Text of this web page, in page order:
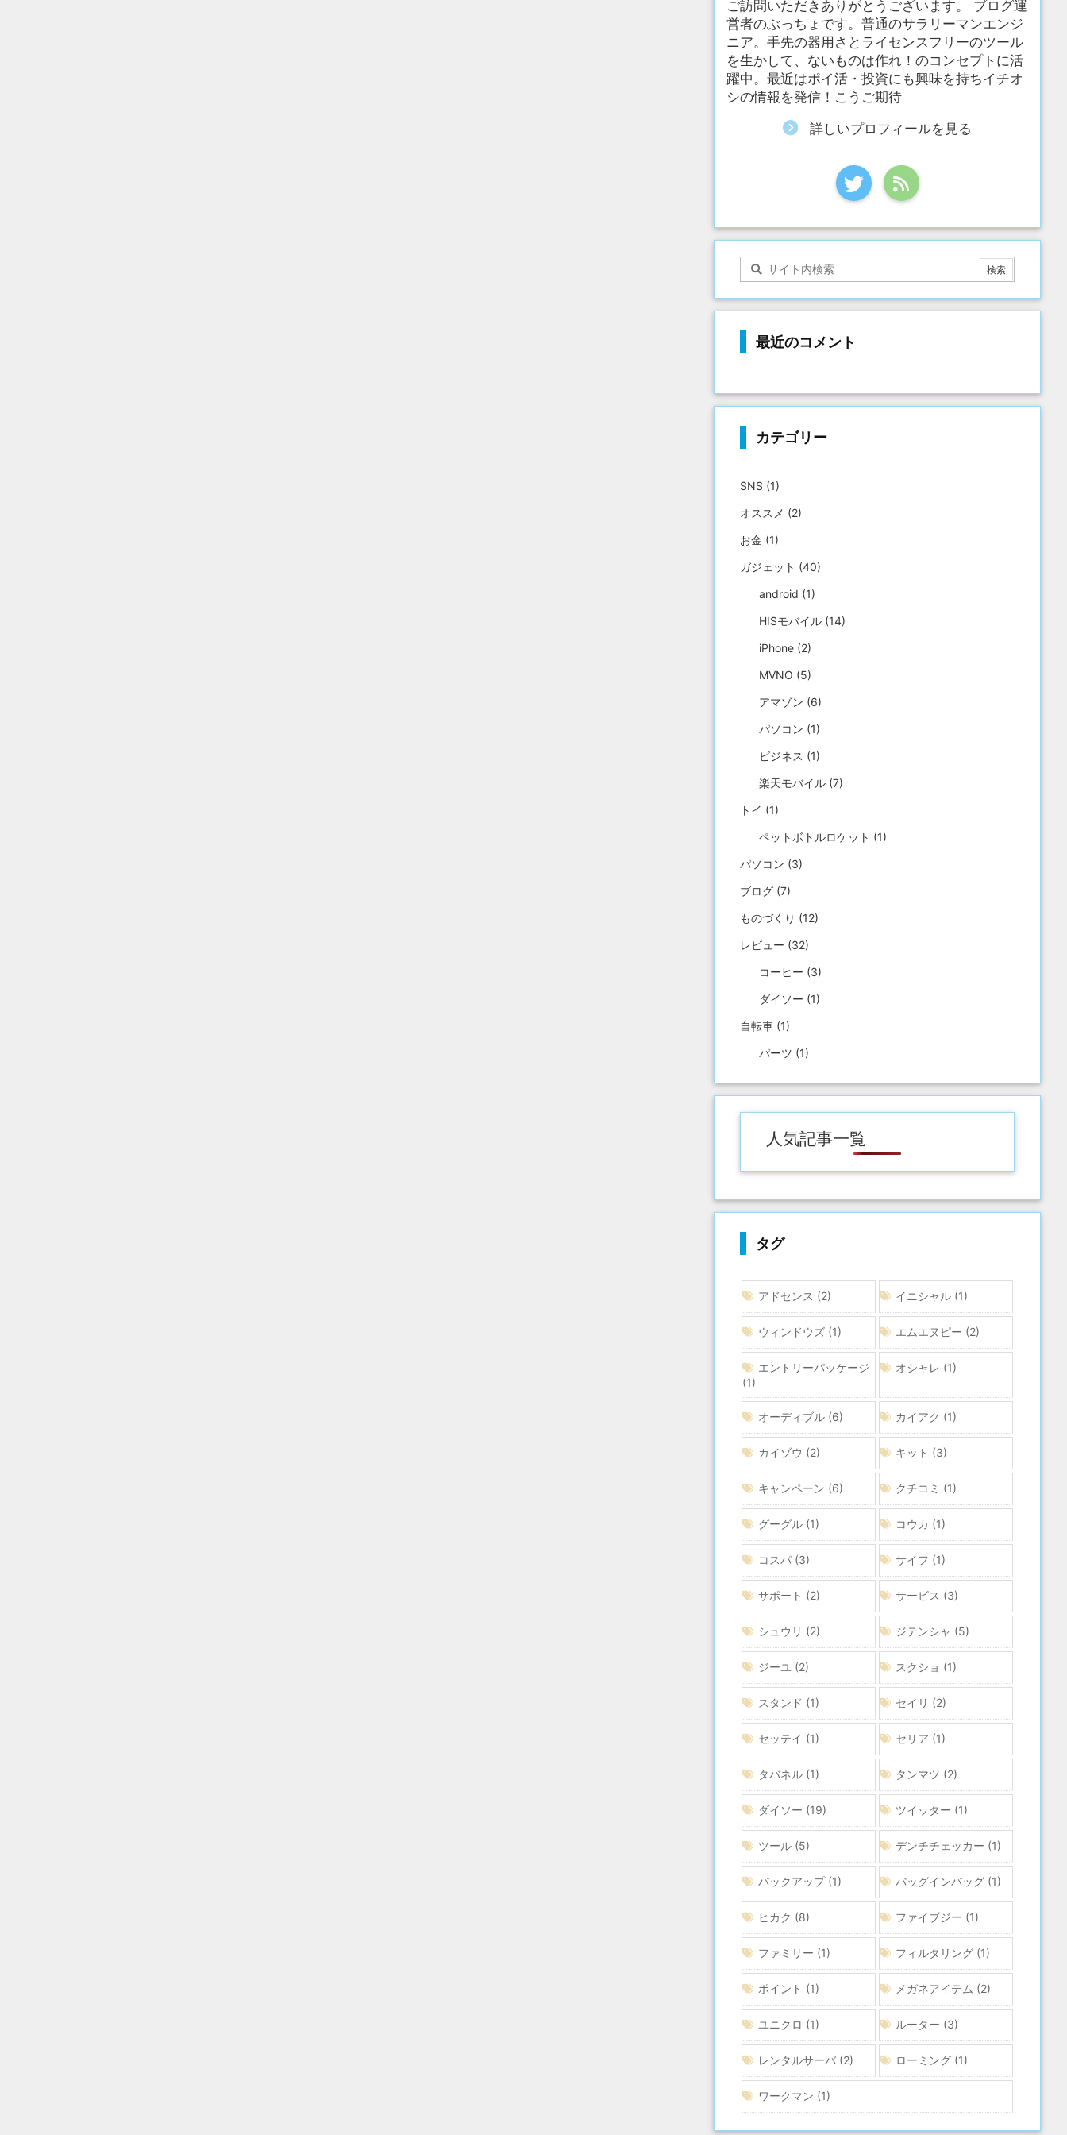
ご訪問いただきありがとうございます。 ブログ運
営者のぶっちょです。普通のサラリーマンエンジ
ニア。手先の器用さとライセンスフリーのツール
を生かして、ないものは作れ！のコンセプトに活
躍中。最近はポイ活・投資にも興味を持ちイチオ
シの情報を発信！こうご期待
詳しいプロフィールを見る
最近のコメント
カテゴリー
SNS (1)
オススメ (2)
お金 (1)
ガジェット (40)
android (1)
HISモバイル (14)
iPhone (2)
MVNO (5)
アマゾン (6)
パソコン (1)
ビジネス (1)
楽天モバイル (7)
トイ (1)
ペットボトルロケット (1)
パソコン (3)
ブログ (7)
ものづくり (12)
レビュー (32)
コーヒー (3)
ダイソー (1)
自転車 (1)
パーツ (1)
人気記事一覧
タグ
アドセンス (2) イニシャル (1)
ウィンドウズ (1) エムエヌピー (2)
エントリーパッケージ
(1)
オシャレ (1)
オーディブル (6) カイアク (1)
カイゾウ (2) キット (3)
キャンペーン (6) クチコミ (1)
グーグル (1) コウカ (1)
コスパ (3) サイフ (1)
サポート (2) サービス (3)
シュウリ (2) ジテンシャ (5)
ジーユ (2) スクショ (1)
スタンド (1) セイリ (2)
セッテイ (1) セリア (1)
タバネル (1) タンマツ (2)
ダイソー (19) ツイッター (1)
ツール (5) デンチチェッカー (1)
バックアップ(1) バッグインバッグ (1)
ヒカク (8) ファイブジー (1)
ファミリー (1) フィルタリング (1)
ポイント (1) メガネアイテム (2)
ユニクロ (1) ルーター (3)
レンタルサーバ (2) ローミング (1)
ワークマン (1)